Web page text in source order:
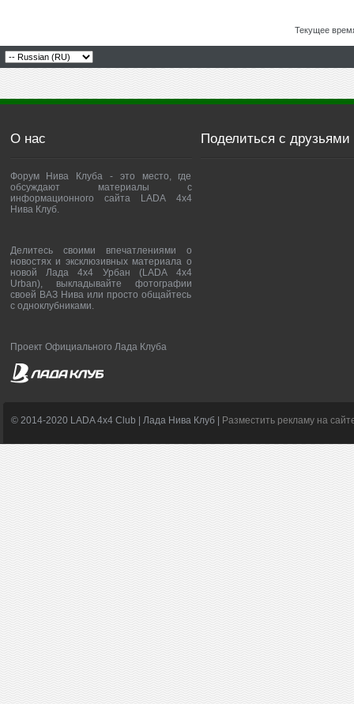
Текущее
О нас
Форум Нива Клуба - это место, где
обсуждают материалы с
информационного сайта LADA 4x4
Нива Клуб.
Делитесь своими впечатлениями о
новостях и эксклюзивных материала о
новой Лада 4х4 Урбан (LADA 4x4
Urban), выкладывайте фотографии
своей ВАЗ Нива или просто общайтесь
с одноклубниками.
Проект Официального Лада Клуба
Поделиться с друзьями
© 2014-2020 LADA 4x4 Club | Лада Нива Клуб | Разместить рекламу на